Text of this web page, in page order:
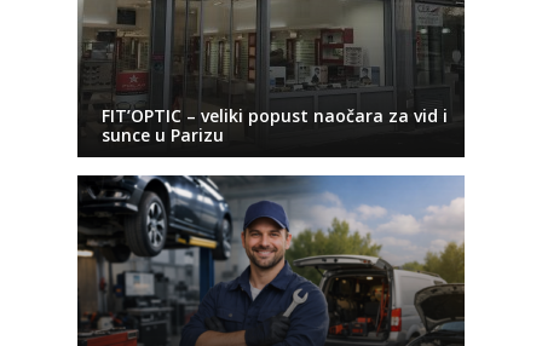
FIT’OPTIC – veliki popust naočara za vid i
sunce u Parizu